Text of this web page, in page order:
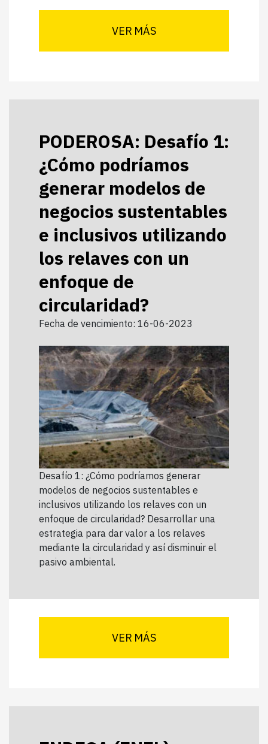
VER MÁS
PODEROSA: Desafío 1:
¿Cómo podríamos
generar modelos de
negocios sustentables
e inclusivos utilizando
los relaves con un
enfoque de
circularidad?
Fecha de vencimiento: 16-06-2023
Desafío 1: ¿Cómo podríamos generar
modelos de negocios sustentables e
inclusivos utilizando los relaves con un
enfoque de circularidad? Desarrollar una
estrategia para dar valor a los relaves
mediante la circularidad y así disminuir el
pasivo ambiental.
VER MÁS